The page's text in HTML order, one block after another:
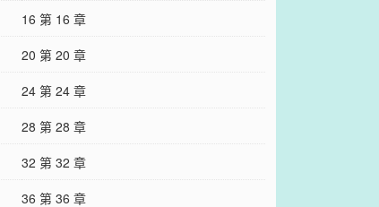
16 第 16 章
20 第 20 章
24 第 24 章
28 第 28 章
32 第 32 章
36 第 36 章